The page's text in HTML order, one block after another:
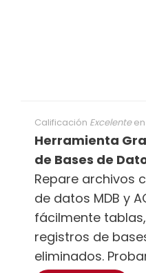
Calificación Excelenteen
Herramienta
de Bases de
Repare archivos
de datos MDB y
fácilmente
registros de
eliminados.